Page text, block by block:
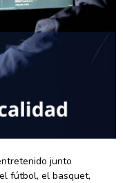
junto
fútbol, el basquet,